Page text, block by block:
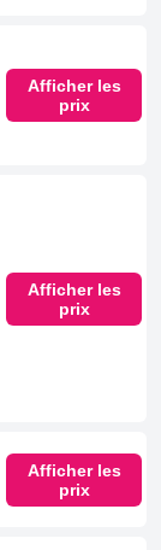
Afficher les
prix
Afficher les
prix
Afficher les
prix